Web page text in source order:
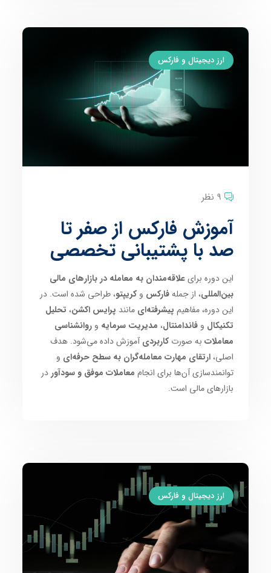
ارز دیجیتال و فارکس
9 نظر
آموزش فارکس از صفر تا
صد با پشتیبانی تخصصی
این دوره برایعلاقه‌مندان به معامله در بازارهای مالی
بین‌المللی، از جملهفارکس وکریپتو، طراحی شده است. در
این دوره، مفاهیم پیشرفته‌ای مانند پرایس اکشن، تحلیل
تکنیکال وفاندامنتال، مدیریت سرمایه وروانشناسی
معاملات به صورتکاربردیآموزش داده می‌شود. هدف
اصلی،ارتقای مهارت معامله‌گران به سطح حرفه‌ای و
توانمندسازی آن‌ها برای انجام معاملات موفق و سودآور در
بازارهای مالی است.
ارز دیجیتال و فارکس